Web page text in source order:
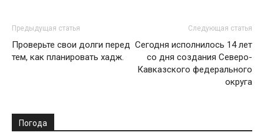
Предыдущая статья
Проверьте свои долги перед
тем, как планировать хадж.
Следующая статья
Сегодня исполнилось 14 лет
со дня создания Северо-
Кавказского федерального
округа
Погода